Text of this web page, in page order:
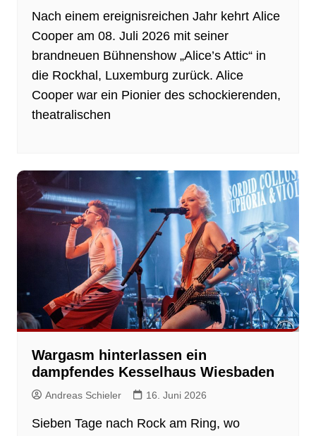
Nach einem ereignisreichen Jahr kehrt Alice
Cooper am 08. Juli 2026 mit seiner
brandneuen Bühnenshow „Alice’s Attic“ in
die Rockhal, Luxemburg zurück. Alice
Cooper war ein Pionier des schockierenden,
theatralischen
Wargasm hinterlassen ein
dampfendes Kesselhaus Wiesbaden
Andreas Schieler 16. Juni 2026
Sieben Tage nach Rock am Ring, wo